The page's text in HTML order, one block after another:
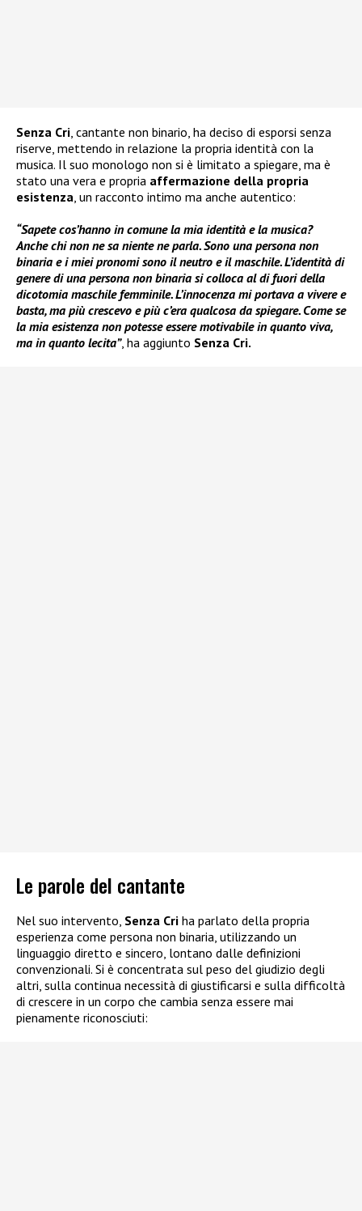
Senza Cri, cantante non binario, ha deciso di esporsi senza
riserve, mettendo in relazione la propria identità con la
musica. Il suo monologo non si è limitato a spiegare, ma è
stato una vera e propria affermazione della propria
esistenza, un racconto intimo ma anche autentico:
“Sapete cos’hanno in comune la mia identità e la musica?
Anche chi non ne sa niente ne parla. Sono una persona non
binaria e i miei pronomi sono il neutro e il maschile. L’identità di
genere di una persona non binaria si colloca al di fuori della
dicotomia maschile femminile. L’innocenza mi portava a vivere e
basta, ma più crescevo e più c’era qualcosa da spiegare. Come se
la mia esistenza non potesse essere motivabile in quanto viva,
ma in quanto lecita”, ha aggiunto Senza Cri.
Le parole del cantante
Nel suo intervento, Senza Cri ha parlato della propria
esperienza come persona non binaria, utilizzando un
linguaggio diretto e sincero, lontano dalle definizioni
convenzionali. Si è concentrata sul peso del giudizio degli
altri, sulla continua necessità di giustificarsi e sulla difficoltà
di crescere in un corpo che cambia senza essere mai
pienamente riconosciuti: